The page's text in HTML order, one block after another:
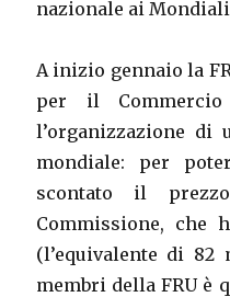
nazionale ai
A inizio gennaio la
per il
l’organizzazione di
mondiale: per
scontato il
Commissione,
(l’equivalente di 82
membri della FRU è